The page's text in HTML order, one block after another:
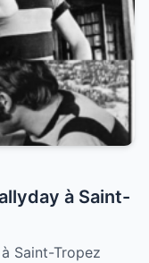
à Saint-
Saint-Tropez